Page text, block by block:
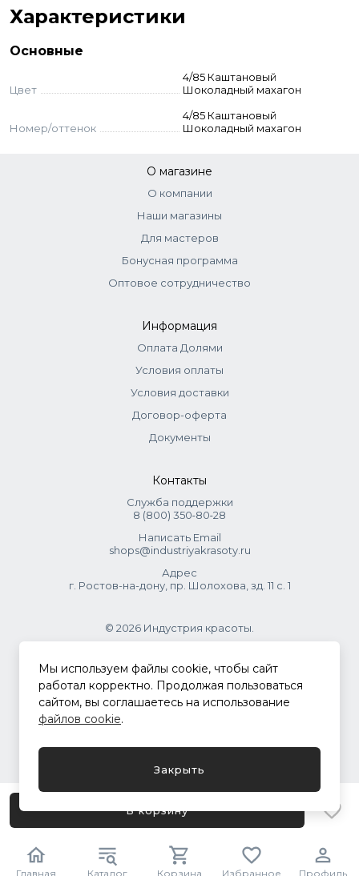
Главная Каталог Корзина Избранное Профиль
В корзину
Стандартное окрашивание:
Тонирование:
Суперосветление:
краситель + оксид 9–12% (пропорция
тонов — 9% оксид, до 3–4 тонов — 12% оксид.
Корректоры:
добавляются к основному оттенку - до 10%
стандартно. Корректоры самостоятельно не
Характеристики
Основные
Цвет
4/85 Каштановый
Шоколадный махагон
Номер/оттенок
4/85 Каштановый
Шоколадный махагон
О магазине
О компании
Наши магазины
Для мастеров
Бонусная программа
Оптовое сотрудничество
Информация
Оплата Долями
Условия оплаты
Условия доставки
Договор-оферта
Документы
Контакты
Служба поддержки
8 (800) 350‑80‑28
Написать Email
shops@industriyakrasoty.ru
Адрес
г. Ростов-на-дону, пр. Шолохова, зд. 11 с. 1
© 2026 Индустрия красоты.
.
Политика конфиденциальности
Мы используем файлы cookie, чтобы сайт
работал корректно. Продолжая пользоваться
сайтом, вы соглашаетесь на использование
файлов cookie.
Закрыть